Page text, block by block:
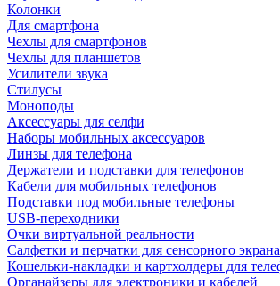
Колонки
Для смартфона
Чехлы для смартфонов
Чехлы для планшетов
Усилители звука
Стилусы
Моноподы
Аксессуары для селфи
Наборы мобильных аксессуаров
Линзы для телефона
Держатели и подставки для телефонов
Кабели для мобильных телефонов
Подставки под мобильные телефоны
USB-переходники
Очки виртуальной реальности
Салфетки и перчатки для сенсорного экрана
Кошельки-накладки и картхолдеры для
Органайзеры для электроники и кабелей